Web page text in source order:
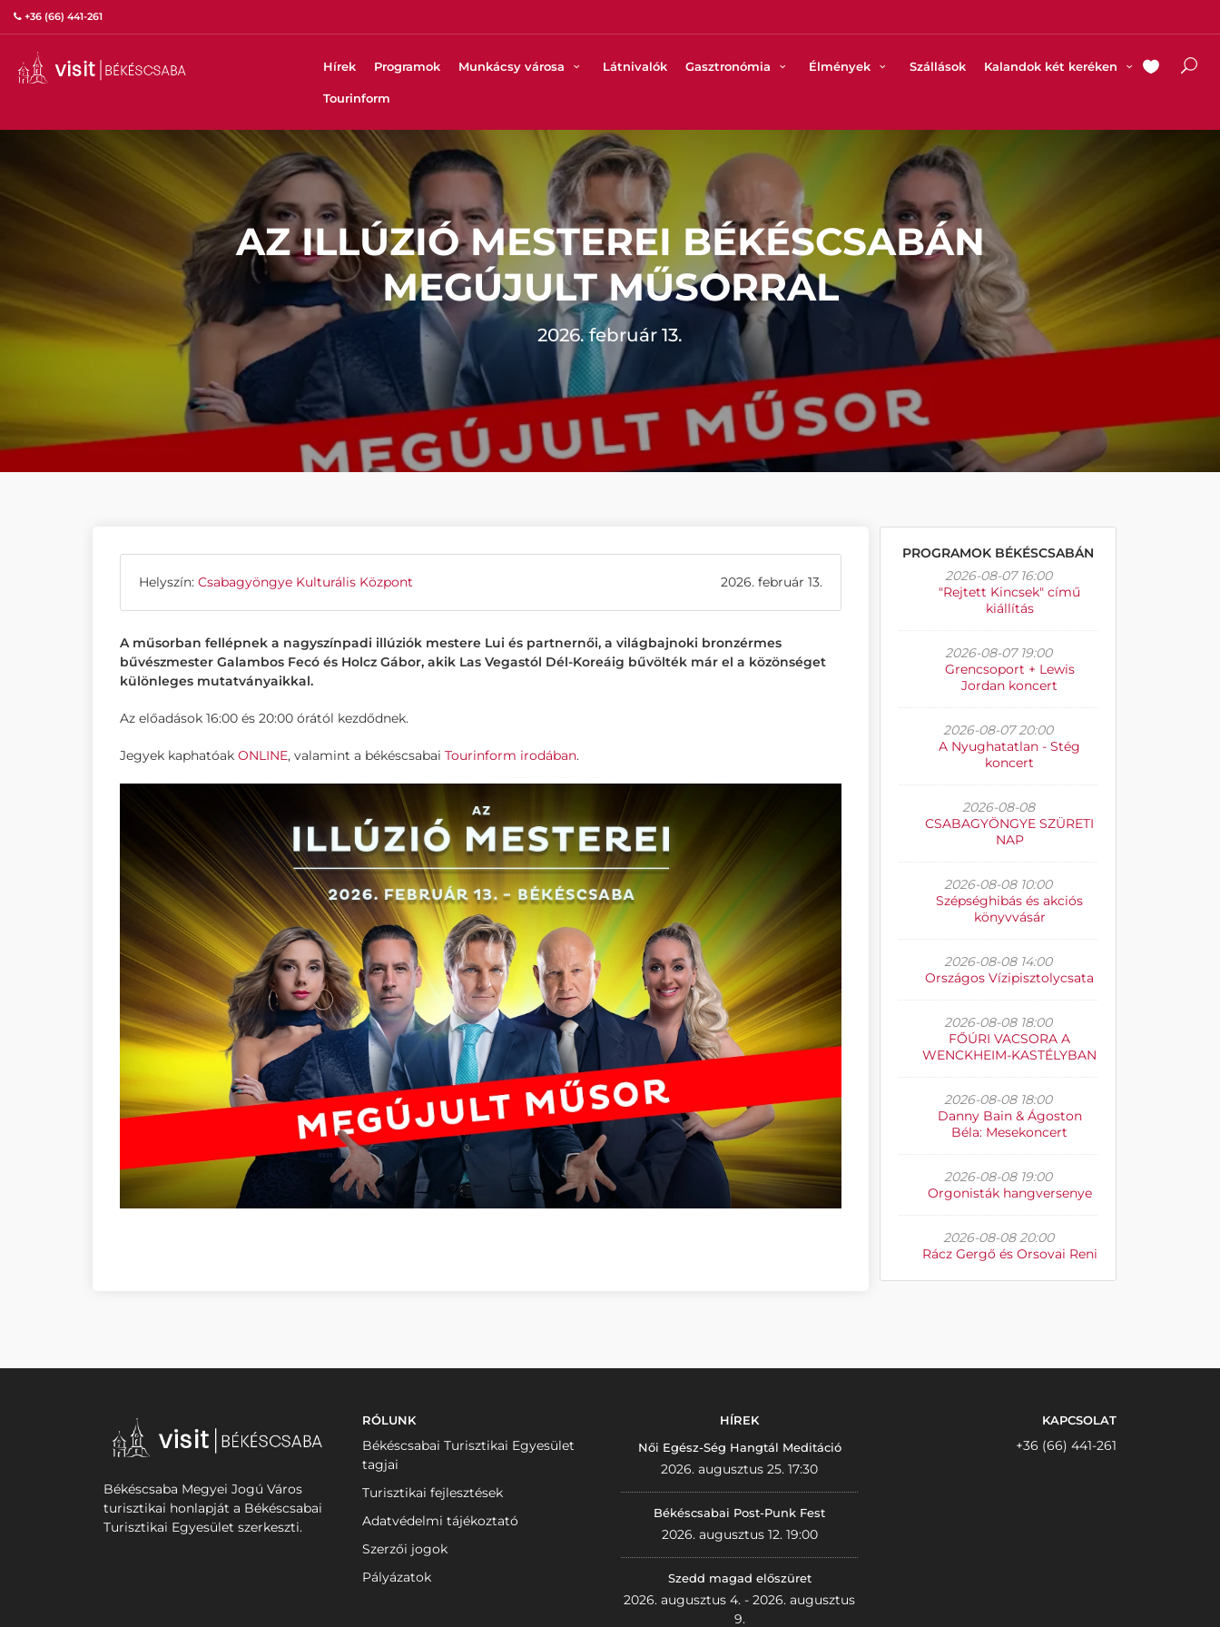
+36 (66) 441-261
Hírek Programok Munkácsy városa Látnivalók Gasztronómia Élmények Szállások Kalandok két keréken
Tourinform
AZ ILLÚZIÓ MESTEREI BÉKÉSCSABÁN
MEGÚJULT MŰSORRAL
2026. február 13.
Helyszín: Csabagyöngye Kulturális Központ 2026. február 13.
A műsorban fellépnek a nagyszínpadi illúziók mestere Lui és partnernői, a világbajnoki bronzérmes
bűvészmester Galambos Fecó és Holcz Gábor, akik Las Vegastól Dél-Koreáig bűvölték már el a közönséget
különleges mutatványaikkal.
Az előadások 16:00 és 20:00 órától kezdődnek.
Jegyek kaphatóak ONLINE, valamint a békéscsabai Tourinform irodában.
PROGRAMOK BÉKÉSCSABÁN
2026-08-07 16:00
"Rejtett Kincsek" című
kiállítás
2026-08-07 19:00
Grencsoport + Lewis
Jordan koncert
2026-08-07 20:00
A Nyughatatlan - Stég
koncert
2026-08-08
CSABAGYÖNGYE SZÜRETI
NAP
2026-08-08 10:00
Szépséghibás és akciós
könyvvásár
2026-08-08 14:00
Országos Vízipisztolycsata
2026-08-08 18:00
FŐÚRI VACSORA A
WENCKHEIM-KASTÉLYBAN
2026-08-08 18:00
Danny Bain & Ágoston
Béla: Mesekoncert
2026-08-08 19:00
Orgonisták hangversenye
2026-08-08 20:00
Rácz Gergő és Orsovai Reni
Békéscsaba Megyei Jogú Város
turisztikai honlapját a Békéscsabai
Turisztikai Egyesület szerkeszti.
RÓLUNK
Békéscsabai Turisztikai Egyesület
tagjai
Turisztikai fejlesztések
Adatvédelmi tájékoztató
Szerzői jogok
Pályázatok
HÍREK
Női Egész-Ség Hangtál Meditáció
2026. augusztus 25. 17:30
Békéscsabai Post-Punk Fest
2026. augusztus 12. 19:00
Szedd magad előszüret
2026. augusztus 4. - 2026. augusztus
9.
KAPCSOLAT
+36 (66) 441-261